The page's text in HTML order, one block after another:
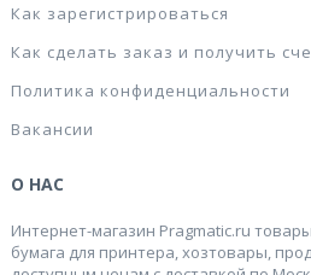
Как зарегистрироваться
Как сделать заказ и получить
Политика конфиденциальности
Вакансии
О НАС
Интернет-магазин Pragmatic.ru
бумага для принтера, хозтовары,